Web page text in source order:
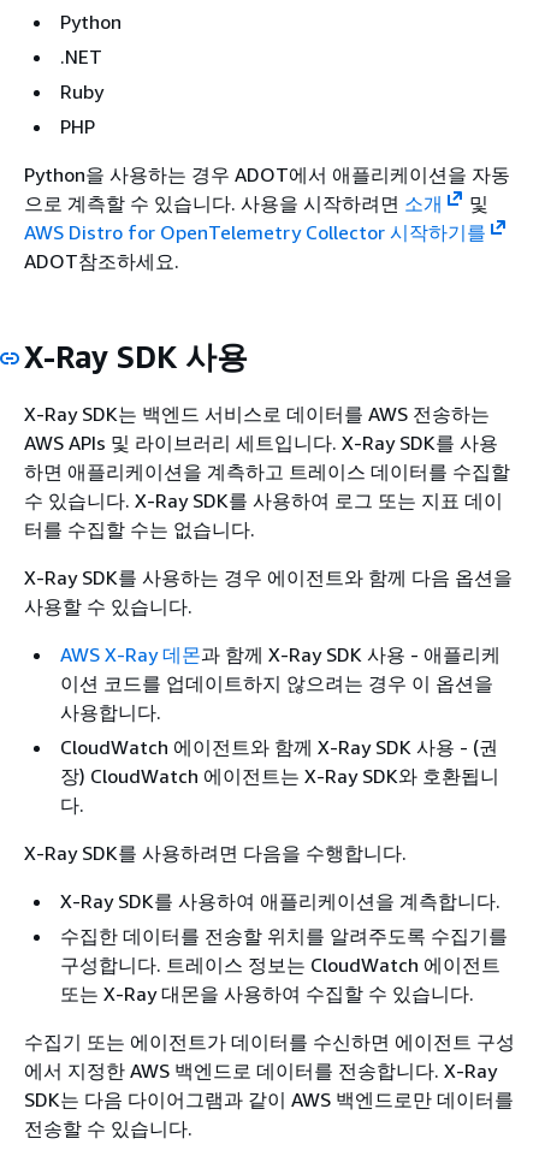
Python
.NET
Ruby
PHP
Python을 사용하는 경우 ADOT에서 애플리케이션을 자동
으로 계측할 수 있습니다. 사용을 시작하려면 소개
및
AWS Distro for OpenTelemetry Collector 시작하기를
ADOT참조하세요.
X-Ray SDK 사용
X-Ray SDK는 백엔드 서비스로 데이터를 AWS 전송하는
AWS APIs 및 라이브러리 세트입니다. X-Ray SDK를 사용
하면 애플리케이션을 계측하고 트레이스 데이터를 수집할
수 있습니다. X-Ray SDK를 사용하여 로그 또는 지표 데이
터를 수집할 수는 없습니다.
X-Ray SDK를 사용하는 경우 에이전트와 함께 다음 옵션을
사용할 수 있습니다.
AWS X-Ray 데몬과 함께 X-Ray SDK 사용 - 애플리케
이션 코드를 업데이트하지 않으려는 경우 이 옵션을
사용합니다.
CloudWatch 에이전트와 함께 X-Ray SDK 사용 - (권
장) CloudWatch 에이전트는 X-Ray SDK와 호환됩니
다.
X-Ray SDK를 사용하려면 다음을 수행합니다.
X-Ray SDK를 사용하여 애플리케이션을 계측합니다.
수집한 데이터를 전송할 위치를 알려주도록 수집기를
구성합니다. 트레이스 정보는 CloudWatch 에이전트
또는 X-Ray 대몬을 사용하여 수집할 수 있습니다.
수집기 또는 에이전트가 데이터를 수신하면 에이전트 구성
에서 지정한 AWS 백엔드로 데이터를 전송합니다. X-Ray
SDK는 다음 다이어그램과 같이 AWS 백엔드로만 데이터를
전송할 수 있습니다.